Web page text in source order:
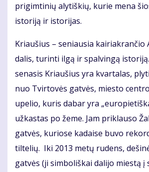
prigimtinių alytiškių, kurie mena
istoriją ir istorijas.
Kriau­šius – se­niau­sia kai­riak­ran­čio
da­lis, tu­rin­ti il­gą ir spal­vin­gą
se­na­sis Kriau­šius yra kvar­ta­las,
nuo Tvir­to­vės gat­vės, mies­to
upe­lio, ku­ris da­bar yra
už­kas­tas po že­me. Jam priklauso
gat­vė­s, kuriose kadaise buvo
tiltelių. Iki 2013 me­tų ru­dens,
gat­vės (ji sim­bo­liš­kai da­li­jo mies­tą į